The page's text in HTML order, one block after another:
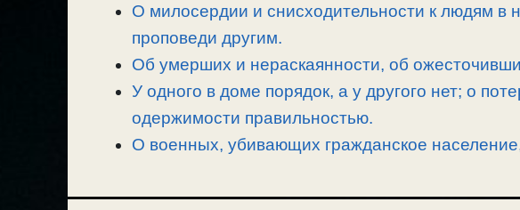
a
m
o
k
и
т
О милосердии и снисходительности к людям в
проповеди другим.
Об умерших и нераскаянности, об
У одного в доме порядок, а у другого нет; о
одержимости правильностью.
О военных, убивающих гражданское